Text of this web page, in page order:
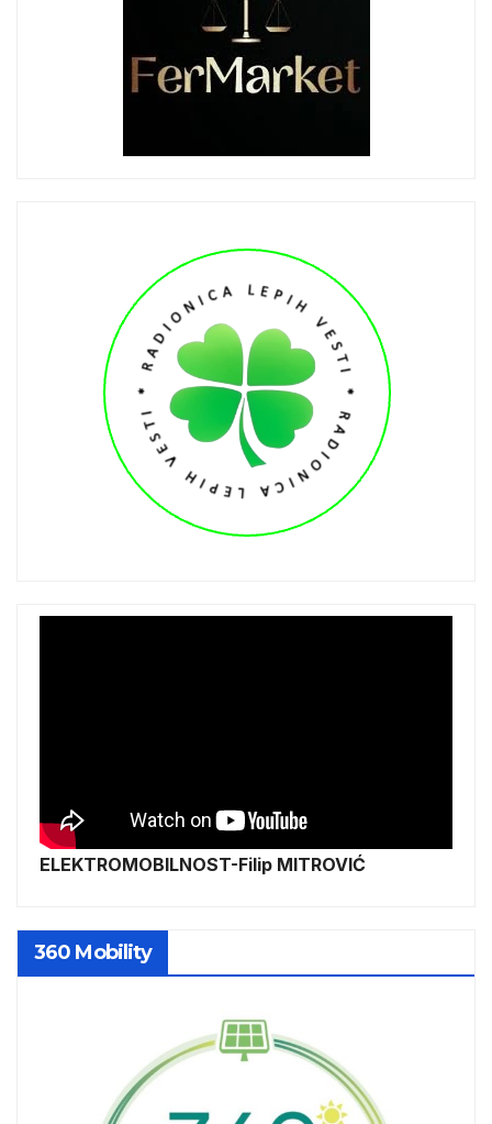
ELEKTROMOBILNOST-Filip MITROVIĆ
360 Mobility